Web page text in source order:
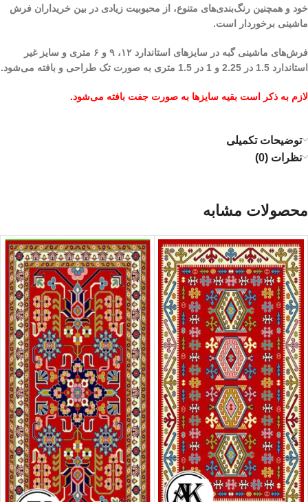
خود و همچنین رنگ‌بندی‌های متنوع، از محبوبیت زیادی در بین خریداران فرش
ماشینی برخوردار است.
فرش‌های ماشینی گبه در سایزهای استاندارد ۱۲، ۹ و ۶ متری و سایز غیر
استاندارد 1.5 در 2.25 و 1 در 1.5 متری به صورت تک طراحی و بافته می‌شود.
لازم به ذکر است بقیه سایزها به صورت جفت بافته می‌شود.
توضیحات تکمیلی
نظرات (0)
محصولات مشابه